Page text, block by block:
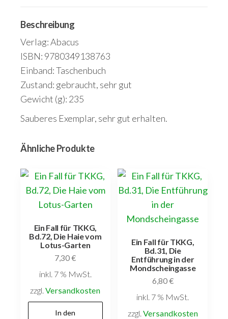
Beschreibung
Verlag: Abacus
ISBN: 9780349138763
Einband: Taschenbuch
Zustand: gebraucht, sehr gut
Gewicht (g): 235
Sauberes Exemplar, sehr gut erhalten.
Ähnliche Produkte
Ein Fall für TKKG,
Bd.72, Die Haie vom
Lotus-Garten
7,30€
inkl. 7 % MwSt.
zzgl.Versandkosten
In den
Ein Fall für TKKG,
Bd.31, Die
Entführung in der
Mondscheingasse
6,80€
inkl. 7 % MwSt.
zzgl. Versandkosten